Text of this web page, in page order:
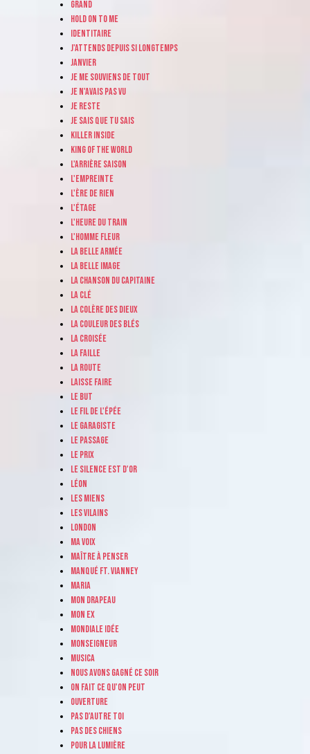
Grand
Hold on to me
Identitaire
J'attends depuis si longtemps
Janvier
Je me souviens de tout
Je n'avais pas vu
Je reste
Je sais que tu sais
Killer inside
King of the world
L'arrière saison
L'empreinte
L'ère de rien
L'étage
L'heure du train
L'homme fleur
La belle armée
La belle image
La chanson du capitaine
La clé
La colère des dieux
La couleur des blés
La croisée
La faille
La route
Laisse faire
Le but
Le fil de l'épée
Le garagiste
Le passage
Le prix
Le silence est d'or
Léon
Les miens
Les vilains
London
Ma voix
Maître à penser
Manqué ft. Vianney
Maria
Mon drapeau
Mon ex
Mondiale idée
Monseigneur
Musica
Nous avons gagné ce soir
On fait ce qu'on peut
Ouverture
Pas d'autre toi
Pas des chiens
Pour la lumière